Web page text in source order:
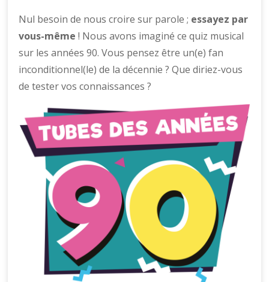
Nul besoin de nous croire sur parole ; essayez par
vous-même ! Nous avons imaginé ce quiz musical
sur les années 90. Vous pensez être un(e) fan
inconditionnel(le) de la décennie ? Que diriez-vous
de tester vos connaissances ?